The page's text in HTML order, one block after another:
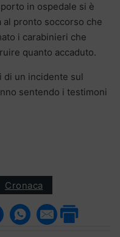
in ospedale si è
al pronto soccorso che
i carabinieri che
quanto accaduto.
di un incidente sul
sentendo i testimoni
Cronaca